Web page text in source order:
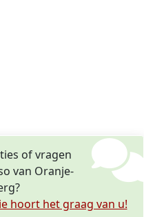
of vragen
van Oranje-
hoort het graag van u!